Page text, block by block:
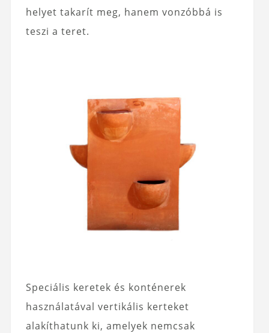
helyet takarít meg, hanem vonzóbbá is
teszi a teret.
Speciális keretek és konténerek
használatával vertikális kerteket
alakíthatunk ki, amelyek nemcsak